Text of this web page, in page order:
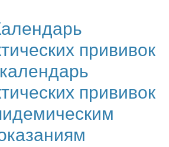
прививок
прививок